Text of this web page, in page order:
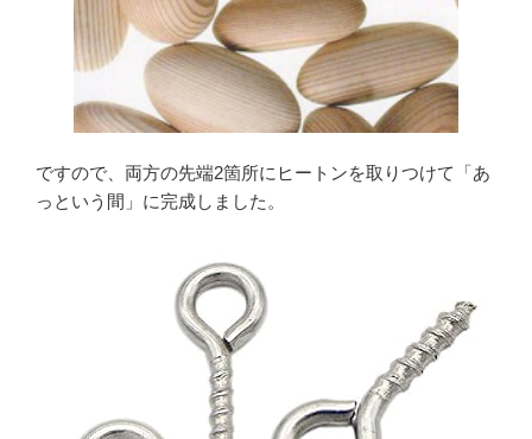
ですので、両方の先端2箇所にヒートンを取りつけて「あ
っという間」に完成しました。